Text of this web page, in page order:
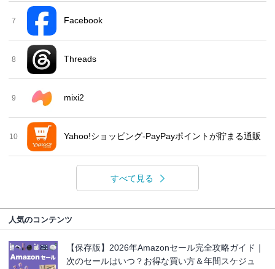
7 Facebook
8 Threads
9 mixi2
10 Yahoo!ショッピング-PayPayポイントが貯まる通販
すべて見る
人気のコンテンツ
【保存版】2026年Amazonセール完全攻略ガイド｜
次のセールはいつ？お得な買い方＆年間スケジュ